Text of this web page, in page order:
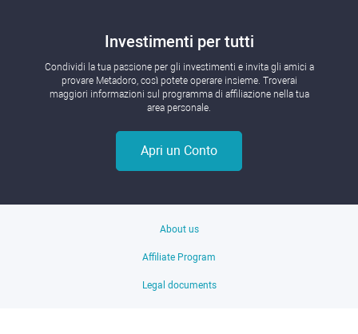
Investimenti per tutti
Condividi la tua passione per gli investimenti e invita gli amici a
provare Metadoro, così potete operare insieme. Troverai
maggiori informazioni sul programma di affiliazione nella tua
area personale.
Apri un Conto
About us
Affiliate Program
Legal documents